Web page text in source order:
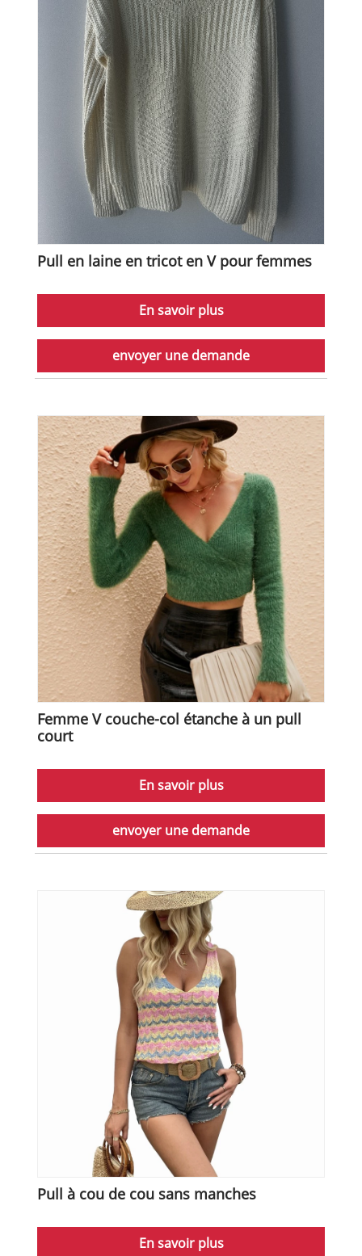
Pull en laine en tricot en V pour femmes
En savoir plus
envoyer une demande
Femme V couche-col étanche à un pull
court
En savoir plus
envoyer une demande
Pull à cou de cou sans manches
En savoir plus